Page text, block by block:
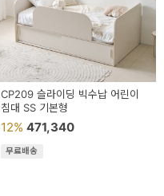
CP209 슬라이딩 빅수납 어린이
침대 SS 기본형
12% 471,340
무료배송